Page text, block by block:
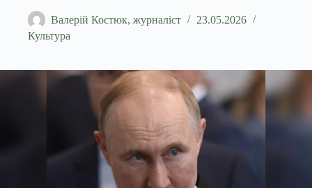
Валерій Костюк, журналіст
23.05.2026
Культура